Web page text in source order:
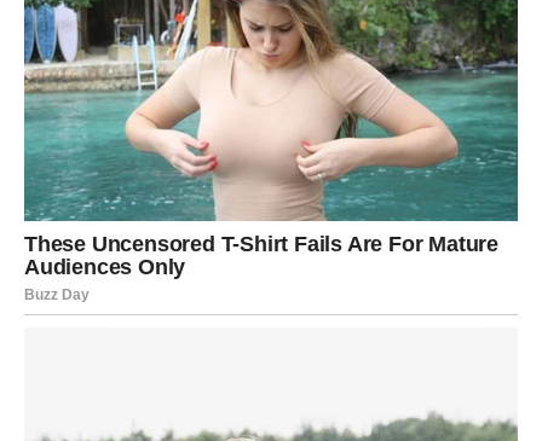
Na primjer, miris cvijeta ili zvuk omiljene pjesme mogli su je
odjednom vratiti u prošlost, izazivajući mješavinu sreće i
nostalgije. Svaki put kada bi čula melodiju koju su zajedno
slušali, srce bi joj se steglo od bola, dok bi joj istovremeno na
lice izmamio osmijeh uspomena na lijepe trenutke. Ovaj
kontrast između sreće i tuge bio je jedan od najizazovnijih
Utiha Uzrokovana Unutrašnjim Borbama